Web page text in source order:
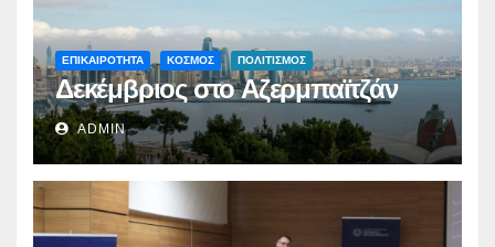
ΕΠΙΚΑΙΡΟΤΗΤΑ ΚΟΣΜΟΣ ΠΟΛΙΤΙΣΜΟΣ
Δεκέμβριος στο Αζερμπαϊτζάν
ADMIN